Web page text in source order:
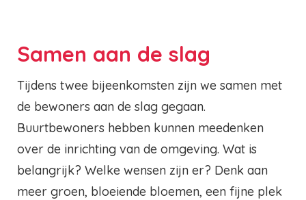
Samen aan de slag
Tijdens twee bijeenkomsten zijn we samen met
de bewoners aan de slag gegaan.
Buurtbewoners hebben kunnen meedenken
over de inrichting van de omgeving. Wat is
belangrijk? Welke wensen zijn er? Denk aan
meer groen, bloeiende bloemen, een fijne plek